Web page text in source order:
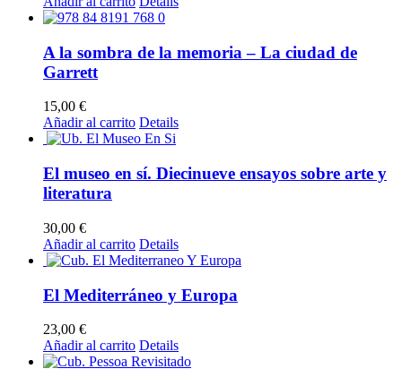
A la sombra de la memoria – La ciudad de
Garrett
15,00 €
Añadir al carrito Details
El museo en sí. Diecinueve ensayos sobre arte y
literatura
30,00 €
Añadir al carrito Details
El Mediterráneo y Europa
23,00 €
Añadir al carrito Details